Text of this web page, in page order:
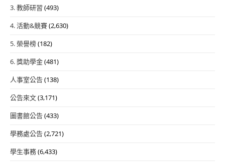
3. 教師研習 (493)
4. 活動&競賽(2,630)
5. 榮譽榜(182)
6. 獎助學金(481)
人事室公告(138)
公告來文(3,171)
圖書館公告(433)
學務處公告(2,721)
學生事務(6,433)